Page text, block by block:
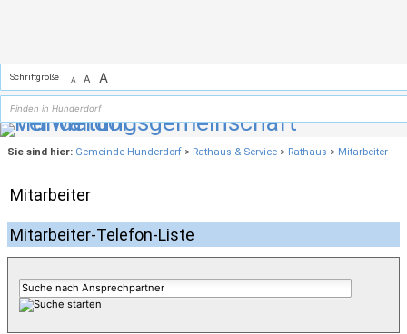
Schriftgröße A A A
Sie sind hier: Gemeinde Hunderdorf > Rathaus & Service > Rathaus > Mitarbeiter
Mitarbeiter
Mitarbeiter-Telefon-Liste